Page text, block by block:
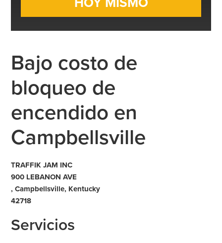
Bajo costo de
bloqueo de
encendido en
Campbellsville
TRAFFIK JAM INC
900 LEBANON AVE
, Campbellsville, Kentucky
42718
Servicios